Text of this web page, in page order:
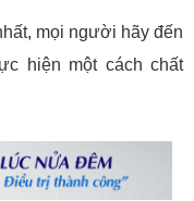
mọi người hãy đến
hiện một cách chất